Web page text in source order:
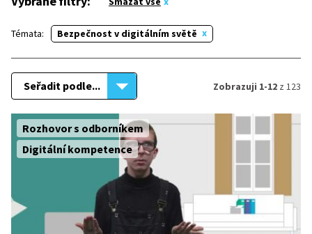
Témata: Bezpečnost v digitálním světě
Seřadit podle... Zobrazuji 1-12 z 123
Rozhovor s odborníkem
Digitální kompetence